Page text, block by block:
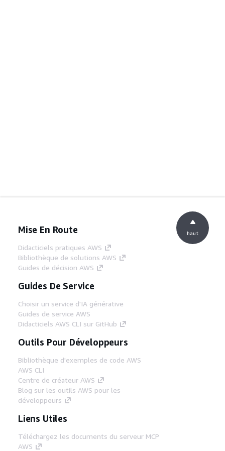
Mise En Route
Didacticiels pratiques AWS
Bibliothèque de solutions AWS
Guides de décision AWS
Guides De Service
Choisir un service d'IA générative
Guides de service AWS
Didacticiels AWS CLI sur GitHub
Outils Pour Développeurs
Bibliothèque d'exemples de code AWS
AWS CLI
Centre de créateur AWS
Blog sur les outils AWS pour les
développeurs
Liens Utiles
Téléchargez les documents du serveur MCP
AWS
haut